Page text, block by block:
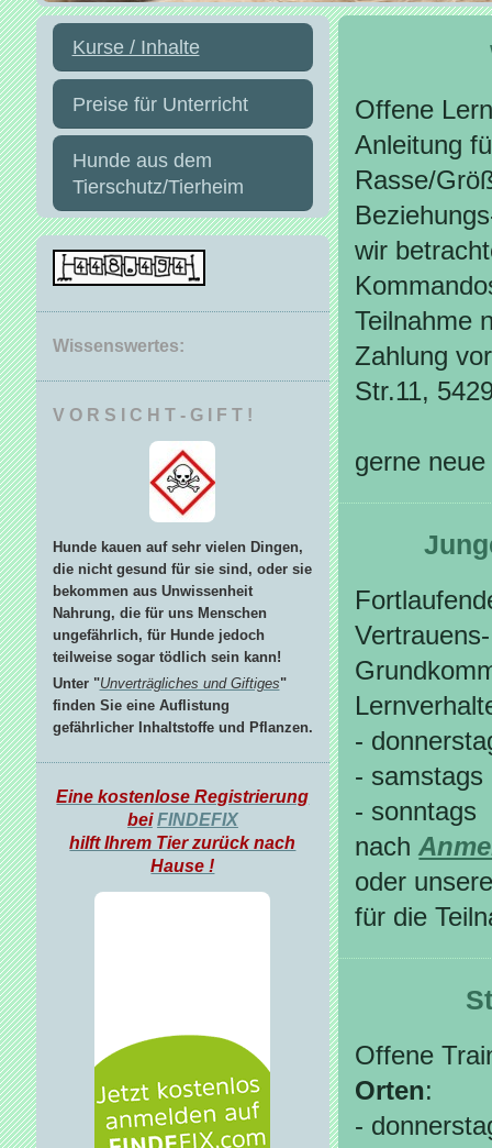
Offene
Anleitung
Rasse/
wir
Teilnahme
Zahlung
Str.11,
gerne
-
- samstags
- sonntags
nach
oder
für die
Offene
Orten:
-
Kurse / Inhalte
Preise für Unterricht
Hunde aus dem
Tierschutz/Tierheim
Wissenswertes:
V O R S I C H T - G I F T !
Hunde kauen auf sehr vielen Dingen,
die nicht gesund für sie sind, oder sie
bekommen aus Unwissenheit
Nahrung, die für uns Menschen
ungefährlich, für Hunde jedoch
teilweise sogar tödlich sein kann!
Unter "Unverträgliches und Giftiges"
finden Sie eine Auflistung
gefährlicher Inhaltstoffe und Pflanzen.
Eine kostenlose Registrierung
bei FINDEFIX
hilft Ihrem Tier zurück nach
Hause !